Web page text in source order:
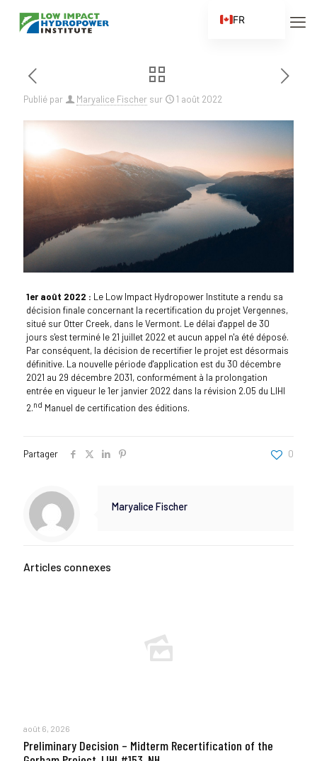
Publié par Maryalice Fischer sur 1 août 2022
1er août 2022 : Le Low Impact Hydropower Institute a rendu sa
décision finale concernant la recertification du projet Vergennes,
situé sur Otter Creek, dans le Vermont. Le délai d'appel de 30
jours s'est terminé le 21 juillet 2022 et aucun appel n'a été déposé.
Par conséquent, la décision de recertifier le projet est désormais
définitive. La nouvelle période d'application est du 30 décembre
2021 au 29 décembre 2031, conformément à la prolongation
entrée en vigueur le 1er janvier 2022 dans la révision 2.05 du LIHI
2.nd Manuel de certification des éditions.
Partager 0
Maryalice Fischer
Articles connexes
août 6, 2026
Preliminary Decision – Midterm Recertification of the
FR